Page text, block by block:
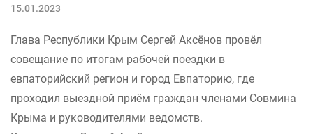
15.01.2023
Глава Республики Крым Сергей Аксёнов провёл
совещание по итогам рабочей поездки в
евпаторийский регион и город Евпаторию, где
проходил выездной приём граждан членами Совмина
Крыма и руководителями ведомств.